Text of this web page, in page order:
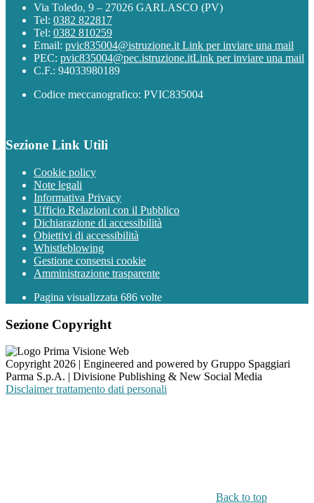
Via Toledo, 9 – 27026 GARLASCO (PV)
Tel: 0382 822817
Tel: 0382 810259
Email: pvic835004@istruzione.it Link per inviare una mail
PEC: pvic835004@pec.istruzione.itLink per inviare una mail
C.F.: 94033980189
Codice meccanografico: PVIC835004
Sezione Link Utili
Cookie policy
Note legali
Informativa Privacy
Ufficio Relazioni con il Pubblico
Dichiarazione di accessibilità
Obiettivi di accessibilità
Whistleblowing
Gestione consensi cookie
Amministrazione trasparente
Pagina visualizzata 686 volte
Sezione Copyright
Copyright 2026 | Engineered and powered by Gruppo Spaggiari
Parma S.p.A. | Divisione Publishing & New Social Media
Disclaimer trattamento dati personali
Back to top